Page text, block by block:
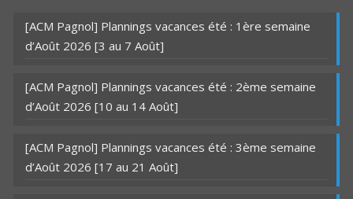
[ACM Pagnol] Plannings vacances été : 1ère semaine
d’Août 2026 [3 au 7 Août]
[ACM Pagnol] Plannings vacances été : 2ème semaine
d’Août 2026 [10 au 14 Août]
[ACM Pagnol] Plannings vacances été : 3ème semaine
d’Août 2026 [17 au 21 Août]